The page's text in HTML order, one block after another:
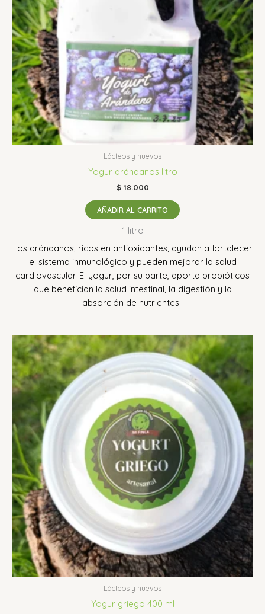
Lácteos y huevos
Yogur arándanos litro
$18.000
AÑADIR AL CARRITO
1 litro
Los arándanos, ricos en antioxidantes, ayudan a fortalecer
el sistema inmunológico y pueden mejorar la salud
cardiovascular. El yogur, por su parte, aporta probióticos
que benefician la salud intestinal, la digestión y la
absorción de nutrientes.
Lácteos y huevos
Yogur griego 400 ml